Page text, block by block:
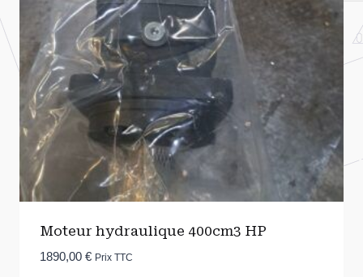
Moteur hydraulique 400cm3 HP
1890,00 € Prix TTC